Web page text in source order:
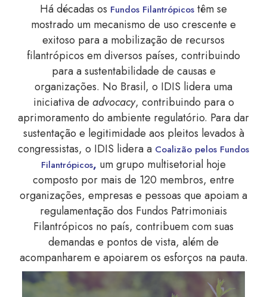
Há décadas os Fundos Filantrópicos têm se
mostrado um mecanismo de uso crescente e
exitoso para a mobilização de recursos
filantrópicos em diversos países, contribuindo
para a sustentabilidade de causas e
organizações. No Brasil, o IDIS lidera uma
iniciativa de advocacy, contribuindo para o
aprimoramento do ambiente regulatório. Para dar
sustentação e legitimidade aos pleitos levados à
congressistas, o IDIS lidera a Coalizão pelos Fundos
Filantrópicos, um grupo multisetorial hoje
composto por mais de 120 membros, entre
organizações, empresas e pessoas que apoiam a
regulamentação dos Fundos Patrimoniais
Filantrópicos no país, contribuem com suas
demandas e pontos de vista, além de
acompanharem e apoiarem os esforços na pauta.